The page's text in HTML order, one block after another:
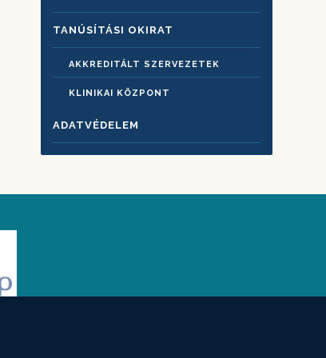
TANÚSÍTÁSI OKIRAT
AKKREDITÁLT SZERVEZETEK
KLINIKAI KÖZPONT
ADATVÉDELEM